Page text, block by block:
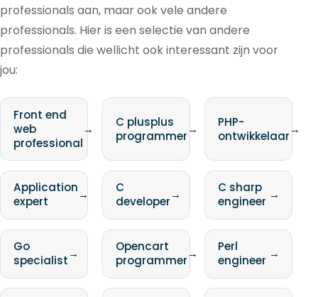
professionals aan, maar ook vele andere
professionals. Hier is een selectie van andere
professionals die wellicht ook interessant zijn voor
jou:
Front end
web
professional
→
C plusplus
programmer→
PHP-
ontwikkelaar→
Application
expert
→
C
developer→
C sharp
engineer →
Go
specialist→
Opencart
programmer→
Perl
engineer →